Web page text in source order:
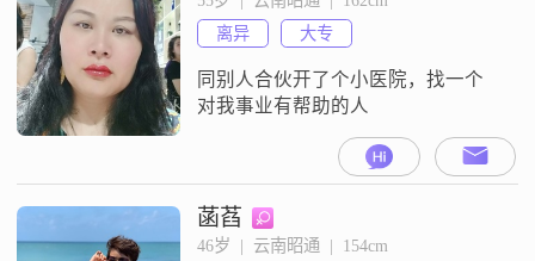
离异
大专
同别人合伙开了个小医院，找一个
对我事业有帮助的人
菡萏
46岁  |  云南昭通  |  154cm